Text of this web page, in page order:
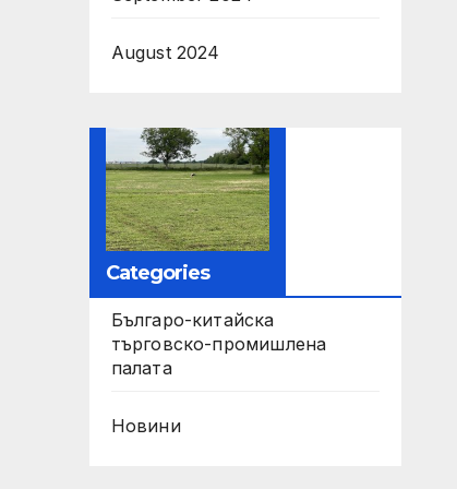
August 2024
Categories
Българо-китайска
търговско-промишлена
палата
Новини